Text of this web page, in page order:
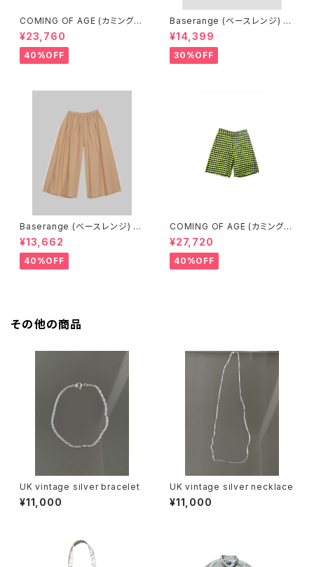
COMING OF AGE (カミングオ
ブエイジ) DRAWSTRING MID
I SKIRT（GINGHAM LIME/BL
ACK）
¥23,760
40%OFF
Baserange (ベースレンジ) PI
CTORIAL SKIRT (BLACK)
¥14,399
30%OFF
Baserange (ベースレンジ) C
ABLE PANTS (MARBLE BRO
WN)
¥13,662
40%OFF
COMING OF AGE (カミングオ
ブエイジ) FLARED SHORTS
（GINGHAM LIME/BLACK）
¥27,720
40%OFF
その他の商品
UK vintage silver bracelet
¥11,000
UK vintage silver necklace
¥11,000